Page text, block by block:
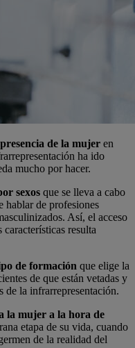
presencia de la mujer en
ha ido
mucho por hacer.
sexos que se lleva a cabo
hablar de profesiones
Así, el acceso
resulta
de formación que elige la
de que están vetadas y
de la infrarrepresentación.
la mujer a la hora de
etapa de su vida, cuando
de la realidad del